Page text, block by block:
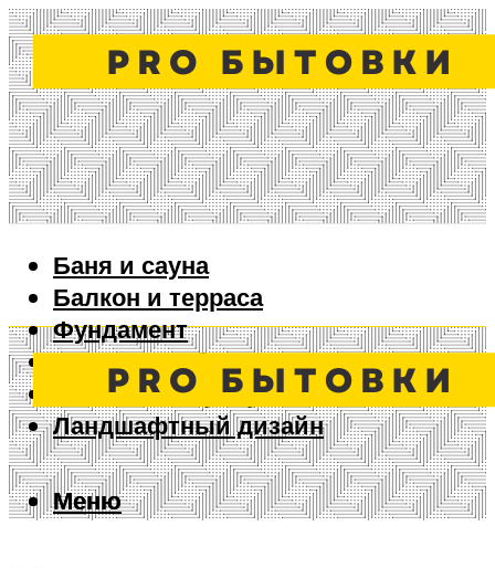
Баня и сауна
Балкон и терраса
Фундамент
Ворота и забор
Дизайн интерьера
Ландшафтный дизайн
Меню
Меню